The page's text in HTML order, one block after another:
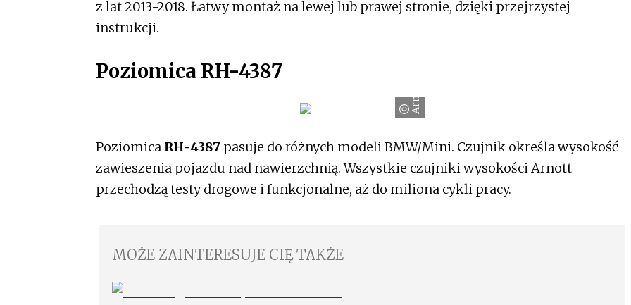
z lat 2013-2018. Łatwy montaż na lewej lub prawej stronie, dzięki przejrzystej
instrukcji.
Poziomica RH-4387
Arnott
Poziomica RH-4387 pasuje do różnych modeli BMW/Mini. Czujnik określa wysokość
zawieszenia pojazdu nad nawierzchnią. Wszystkie czujniki wysokości Arnott
przechodzą testy drogowe i funkcjonalne, aż do miliona cykli pracy.
MOŻE ZAINTERESUJE CIĘ TAKŻE